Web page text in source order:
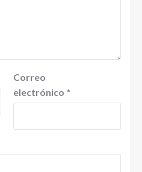
Correo
electrónico *